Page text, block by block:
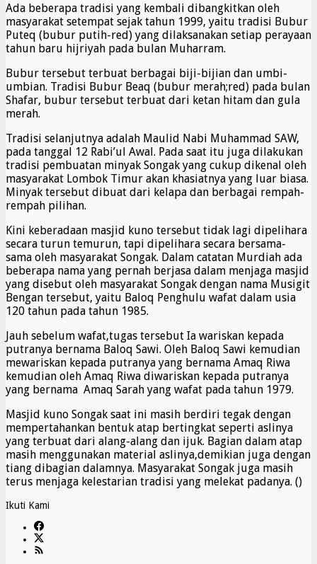
Ada beberapa tradisi yang kembali dibangkitkan oleh
masyarakat setempat sejak tahun 1999, yaitu tradisi Bubur
Puteq (bubur putih-red) yang dilaksanakan setiap perayaan
tahun baru hijriyah pada bulan Muharram.
Bubur tersebut terbuat berbagai biji-bijian dan umbi-
umbian. Tradisi Bubur Beaq (bubur merah;red) pada bulan
Shafar, bubur tersebut terbuat dari ketan hitam dan gula
merah.
Tradisi selanjutnya adalah Maulid Nabi Muhammad SAW,
pada tanggal 12 Rabi’ul Awal. Pada saat itu juga dilakukan
tradisi pembuatan minyak Songak yang cukup dikenal oleh
masyarakat Lombok Timur akan khasiatnya yang luar biasa.
Minyak tersebut dibuat dari kelapa dan berbagai rempah-
rempah pilihan.
Kini keberadaan masjid kuno tersebut tidak lagi dipelihara
secara turun temurun, tapi dipelihara secara bersama-
sama oleh masyarakat Songak. Dalam catatan Murdiah ada
beberapa nama yang pernah berjasa dalam menjaga masjid
yang disebut oleh masyarakat Songak dengan nama Musigit
Bengan tersebut, yaitu Baloq Penghulu wafat dalam usia
120 tahun pada tahun 1985.
Jauh sebelum wafat,tugas tersebut Ia wariskan kepada
putranya bernama Baloq Sawi. Oleh Baloq Sawi kemudian
mewariskan kepada putranya yang bernama Amaq Riwa
kemudian oleh Amaq Riwa diwariskan kepada putranya
yang bernama Amaq Sarah yang wafat pada tahun 1979.
Masjid kuno Songak saat ini masih berdiri tegak dengan
mempertahankan bentuk atap bertingkat seperti aslinya
yang terbuat dari alang-alang dan ijuk. Bagian dalam atap
masih menggunakan material aslinya,demikian juga dengan
tiang dibagian dalamnya. Masyarakat Songak juga masih
terus menjaga kelestarian tradisi yang melekat padanya. ()
Ikuti Kami